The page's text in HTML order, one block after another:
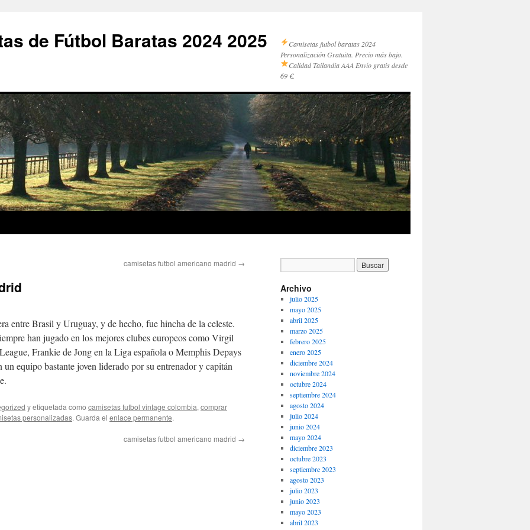
de Fútbol Baratas 2024 2025
Camisetas futbol baratas 2024
Personalización Gratuita. Precio más bajo.
Calidad Tailandia AAA Envío gratis desde
69 €.
camisetas futbol americano madrid →
entre Brasil y Uruguay, y de hecho, fue hincha de la celeste.
han jugado en los mejores clubes europeos como Virgil
Frankie de Jong en la Liga española o Memphis Depays
equipo bastante joven liderado por su entrenador y capitán
y etiquetada como camisetas futbol vintage colombia, comprar
personalizadas. Guarda el enlace permanente.
camisetas futbol americano madrid →
Archivo
julio 2025
mayo 2025
abril 2025
marzo 2025
febrero 2025
enero 2025
diciembre 2024
noviembre 2024
octubre 2024
septiembre 2024
agosto 2024
julio 2024
junio 2024
mayo 2024
diciembre 2023
octubre 2023
septiembre 2023
agosto 2023
julio 2023
junio 2023
mayo 2023
abril 2023